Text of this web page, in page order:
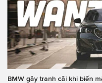
BMW gây tranh cãi khi biến